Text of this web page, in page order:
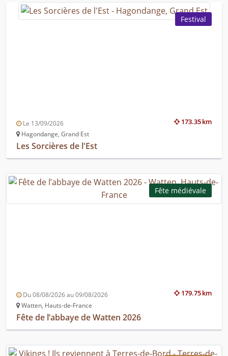
Festival
173.35 km
Le 13/09/2026
Hagondange, Grand Est
Les Sorcières de l'Est
Fête médiévale
179.75 km
Du 08/08/2026 au 09/08/2026
Watten, Hauts-de-France
Fête de l’abbaye de Watten 2026